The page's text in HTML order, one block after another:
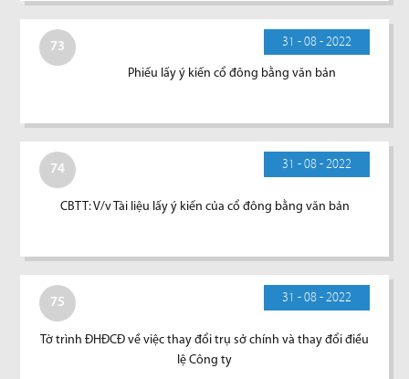
73 31 - 08 - 2022
Phiếu lấy ý kiến cổ đông bằng văn bản
74 31 - 08 - 2022
CBTT: V/v Tài liệu lấy ý kiến của cổ đông bằng văn bản
75 31 - 08 - 2022
Tờ trình ĐHĐCĐ về việc thay đổi trụ sở chính và thay đổi điều
lệ Công ty